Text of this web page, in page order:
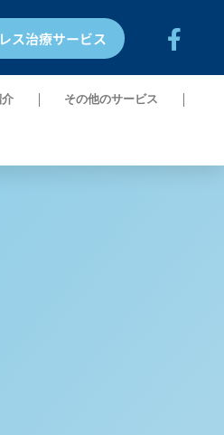
ス治療サービス
介​ その他のサービス